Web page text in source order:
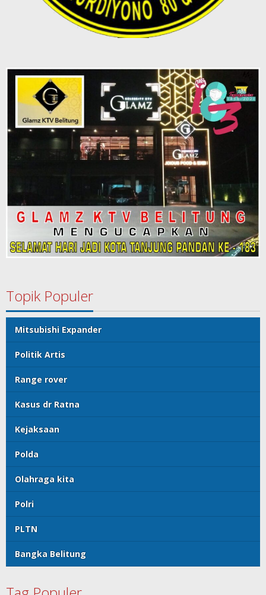
Topik Populer
Mitsubishi Expander
Politik Artis
Range rover
Kasus dr Ratna
Kejaksaan
Polda
Olahraga kita
Polri
PLTN
Bangka Belitung